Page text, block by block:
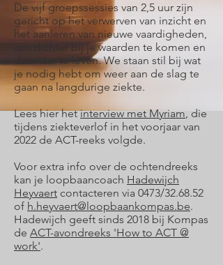
De vijf groepssessies van 2,5 uur zijn
gericht op het verwerven van inzicht en
het aanleren van nieuwe vaardigheden,
om dichter bij je waarden te komen en
daarnaar te leven. We staan stil bij wat
je nodig hebt om weer aan de slag te
gaan na langdurige ziekte.
Lees hier hetinterview met Myriam, die
tijdens ziekteverlof in het voorjaar van
2022 de ACT-reeks volgde.
Voor extra info over de ochtendreeks
kan je loopbaancoach Hadewijch
Heyvaert contacteren via 0473/32.68.52
of h.heyvaert@loopbaankompas.be.
Hadewijch geeft sinds 2018 bij Kompas
de ACT-avondreeks 'How to ACT @
work'.